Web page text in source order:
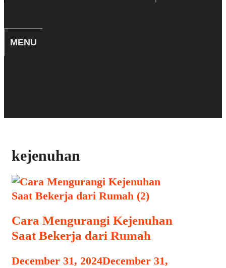
MENU
kejenuhan
Cara Mengurangi Kejenuhan
Saat Bekerja dari Rumah
December 31, 2024December 31,